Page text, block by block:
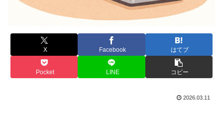
X Facebook はてブ
Pocket LINE コピー
2026.03.11